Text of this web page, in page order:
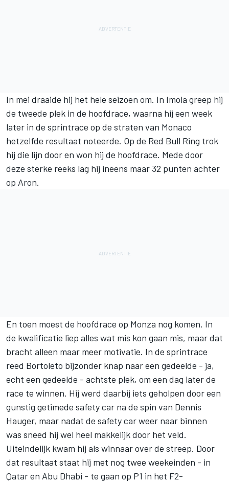
In mei draaide hij het hele seizoen om. In Imola greep hij
de tweede plek in de hoofdrace, waarna hij een week
later in de sprintrace op de straten van Monaco
hetzelfde resultaat noteerde. Op de Red Bull Ring trok
hij die lijn door en won hij de hoofdrace. Mede door
deze sterke reeks lag hij ineens maar 32 punten achter
op Aron.
En toen moest de hoofdrace op Monza nog komen. In
de kwalificatie liep alles wat mis kon gaan mis, maar dat
bracht alleen maar meer motivatie. In de sprintrace
reed Bortoleto bijzonder knap naar een gedeelde - ja,
echt een gedeelde - achtste plek, om een dag later de
race te winnen. Hij werd daarbij iets geholpen door een
gunstig getimede safety car na de spin van Dennis
Hauger, maar nadat de safety car weer naar binnen
was sneed hij wel heel makkelijk door het veld.
Uiteindelijk kwam hij als winnaar over de streep. Door
dat resultaat staat hij met nog twee weekeinden - in
Qatar en Abu Dhabi - te gaan op P1 in het F2-